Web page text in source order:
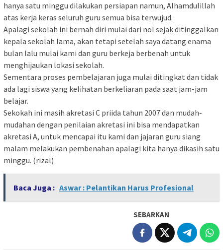
hanya satu minggu dilakukan persiapan namun, Alhamdulillah
atas kerja keras seluruh guru semua bisa terwujud.
Apalagi sekolah ini bernah diri mulai dari nol sejak ditinggalkan
kepala sekolah lama, akan tetapi setelah saya datang enama
bulan lalu mulai kami dan guru berkeja berbenah untuk
menghijaukan lokasi sekolah.
Sementara proses pembelajaran juga mulai ditingkat dan tidak
ada lagi siswa yang kelihatan berkeliaran pada saat jam-jam
belajar.
Sekokah ini masih akretasi C priida tahun 2007 dan mudah-
mudahan dengan penilaian akretasi ini bisa mendapatkan
akretasi A, untuk mencapai itu kami dan jajaran guru siang
malam melakukan pembenahan apalagi kita hanya dikasih satu
minggu. (rizal)
Baca Juga : Aswar : Pelantikan Harus Profesional
SEBARKAN